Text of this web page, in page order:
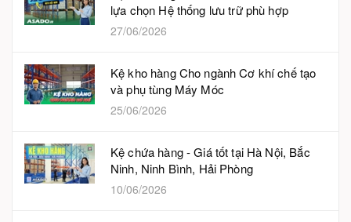
lựa chọn Hệ thống lưu trữ phù hợp
27/06/2026
Kệ kho hàng Cho ngành Cơ khí chế tạo
và phụ tùng Máy Móc
25/06/2026
Kệ chứa hàng - Giá tốt tại Hà Nội, Bắc
Ninh, Ninh Bình, Hải Phòng
10/06/2026